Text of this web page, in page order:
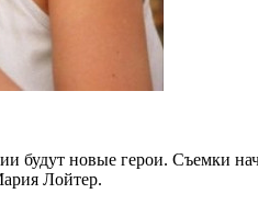
новые герои. Съемки
Лойтер.